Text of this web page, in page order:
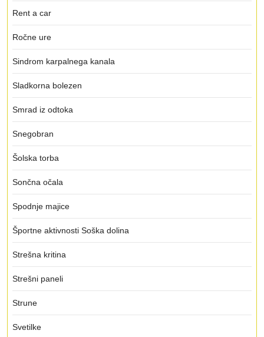
Rent a car
Ročne ure
Sindrom karpalnega kanala
Sladkorna bolezen
Smrad iz odtoka
Snegobran
Šolska torba
Sončna očala
Spodnje majice
Športne aktivnosti Soška dolina
Strešna kritina
Strešni paneli
Strune
Svetilke